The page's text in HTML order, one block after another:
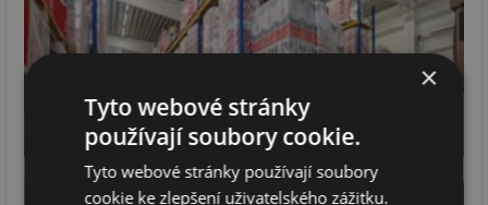
×
Tyto webové stránky
používají soubory cookie.
Tyto webové stránky používají soubory
cookie ke zlepšení uživatelského zážitku.